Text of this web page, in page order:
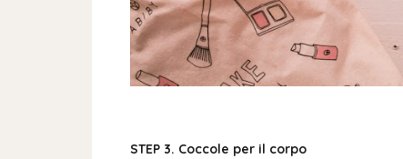
STEP 3. Coccole per il corpo